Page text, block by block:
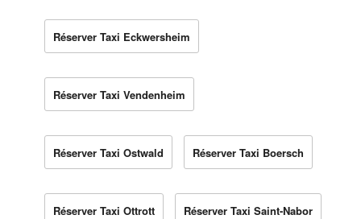
Réserver Taxi Eckwersheim
Réserver Taxi Vendenheim
Réserver Taxi Ostwald Réserver Taxi Boersch
Réserver Taxi Ottrott Réserver Taxi Saint-Nabor